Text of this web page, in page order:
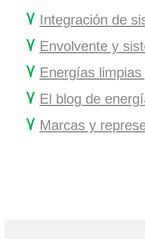
۷ Integración de
۷ Envolvente y
۷ Energías
۷ El blog de
۷ Marcas y